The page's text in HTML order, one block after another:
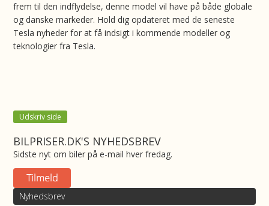
frem til den indflydelse, denne model vil have på både globale
og danske markeder. Hold dig opdateret med de seneste
Tesla nyheder for at få indsigt i kommende modeller og
teknologier fra Tesla.
Udskriv side
BILPRISER.DK'S NYHEDSBREV
Sidste nyt om biler på e-mail hver fredag.
Nyhedsbrev